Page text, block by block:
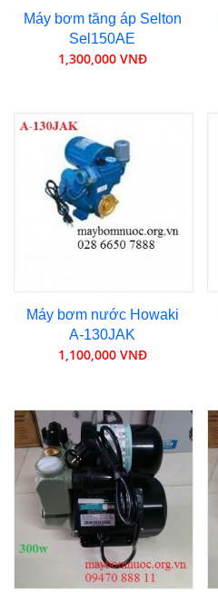
Máy bơm tăng áp Selton
Sel150AE
1,300,000 VNĐ
Máy bơm nước Howaki
A-130JAK
1,100,000 VNĐ